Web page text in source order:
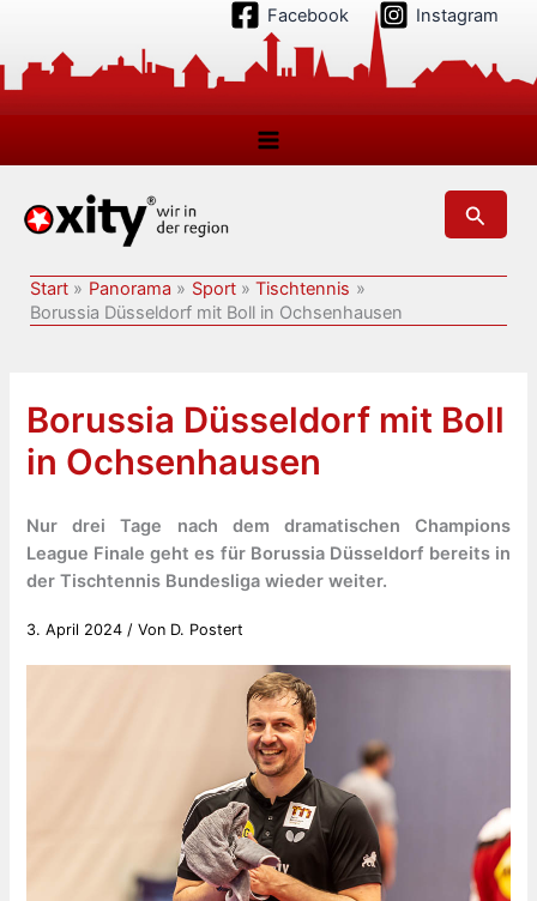
springen
Facebook Instagram
Suchen
Start Panorama Sport
Tischtennis
Borussia Düsseldorf mit Boll in Ochsenhausen
Borussia Düsseldorf mit Boll
in Ochsenhausen
Nur drei Tage nach dem dramatischen Champions
League Finale geht es für Borussia Düsseldorf bereits in
der Tischtennis Bundesliga wieder weiter.
3. April 2024 / Von D. Postert